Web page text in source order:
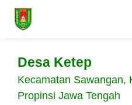
Desa Ketep
Kecamatan Sawangan,
Propinsi Jawa Tengah